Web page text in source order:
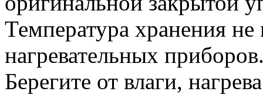
Температура хранения
нагревательных
Берегите от влаги,